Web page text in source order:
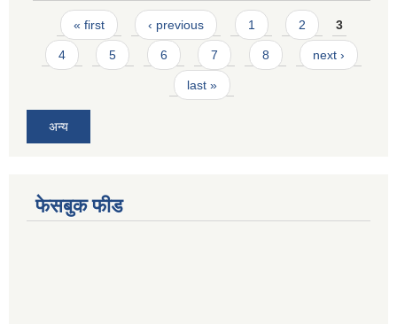
Pages
« first ‹ previous 1 2 3
4 5 6 7 8 next ›
last »
अन्य
फेसबुक फीड